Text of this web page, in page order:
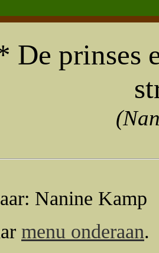
De prinses
Nanine Kamp
menu onderaan.